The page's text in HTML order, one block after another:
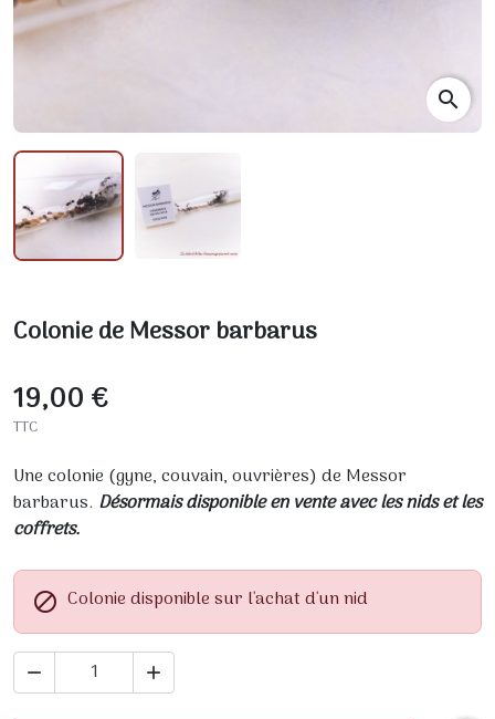
search
Colonie de Messor barbarus
19,00 €
TTC
Une colonie (gyne, couvain, ouvrières) de Messor
barbarus. Désormais disponible en vente avec les nids et les
coffrets.
 Colonie disponible sur l'achat d'un nid
 